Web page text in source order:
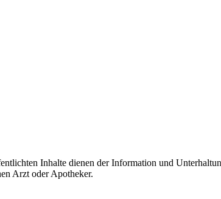
Inhalte dienen der Information und
Arzt oder Apotheker.